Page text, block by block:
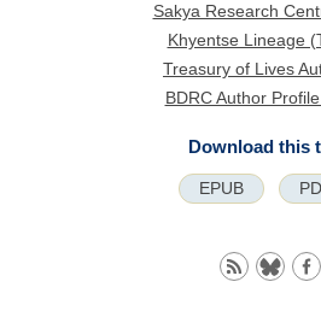
Sakya Research
Khyentse Lineage
Treasury of Lives
BDRC Author
Download this
EPUB